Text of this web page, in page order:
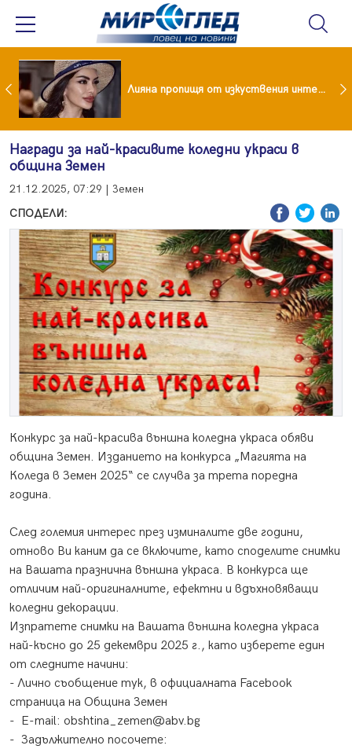
Популярен риалити герой заряза жена си заради друга Лияна пропищя от изкуствения интелект
Награди за най-красивите коледни украси в
община Земен
21.12.2025, 07:29 | Земен
СПОДЕЛИ:
Конкурс за най-красива външна коледна украса обяви
община Земен. Изданието на конкурса „Магията на
Коледа в Земен 2025“ се случва за трета поредна
година.
След големия интерес през изминалите две години,
отново Ви каним да се включите, като споделите снимки
на Вашата празнична външна украса. В конкурса ще
отличим най-оригиналните, ефектни и вдъхновяващи
коледни декорации.
Изпратете снимки на Вашата външна коледна украса
най-късно до 25 декември 2025 г., като изберете един
от следните начини:
- Лично съобщение тук, в официалната Facebook
страница на Община Земен
- E-mail: obshtina_zemen@abv.bg
- Задължително посочете: